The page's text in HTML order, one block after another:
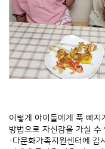
이렇게 아이들에게 푹 빠
방법으로 자신감을 가실
·다문화가족지원센터에 감